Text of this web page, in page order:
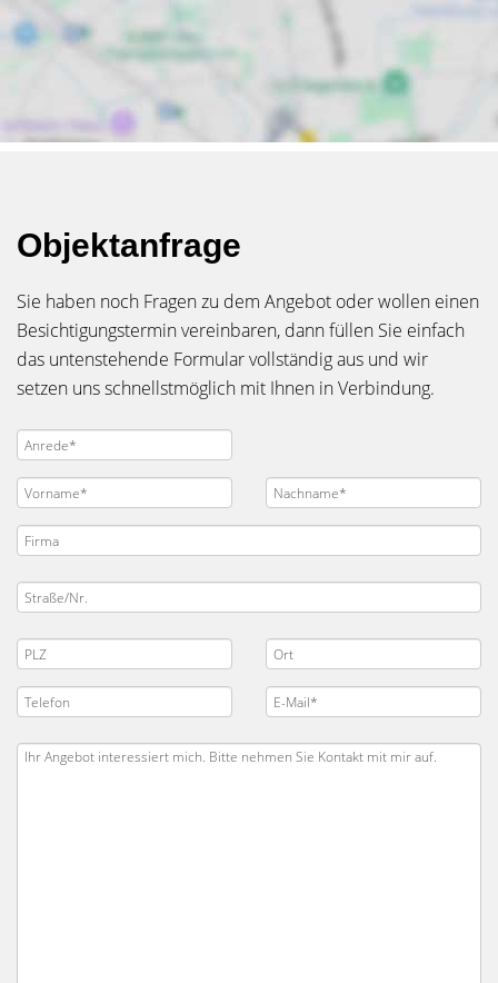
Objektanfrage
Sie haben noch Fragen zu dem Angebot oder wollen einen
Besichtigungstermin vereinbaren, dann füllen Sie einfach
das untenstehende Formular vollständig aus und wir
setzen uns schnellstmöglich mit Ihnen in Verbindung.